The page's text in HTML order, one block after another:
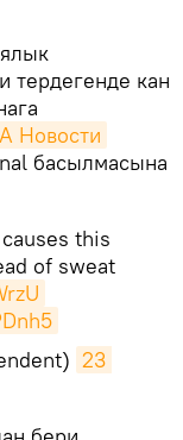
тердегенде кан
Новости
басылмасына
this
of sweat
23